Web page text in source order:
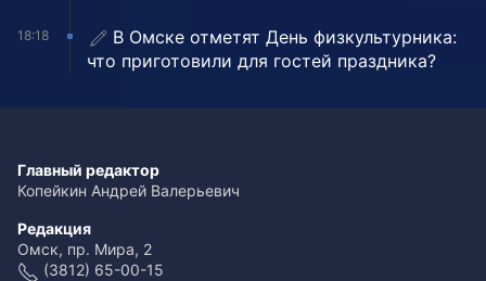
18:18
В Омске отметят День физкультурника:
что приготовили для гостей праздника?
Главный редактор
Копейкин Андрей Валерьевич
Редакция
Омск, пр. Мира, 2
(3812) 65-00-15